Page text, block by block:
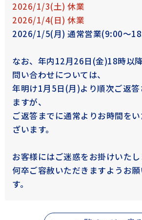
2026/1/3(土) 休業
2026/1/4(日) 休業
2026/1/5(月) 通常営業(9:00～
なお、年内12月26日(金)18時以
問い合わせについては、
年明け1月5日(月)より順次ご返
ますが、
ご返答までに通常よりお時間を
ざいます。
お客様にはご迷惑をお掛けいたし
何卒ご容赦いただきますようお
す。